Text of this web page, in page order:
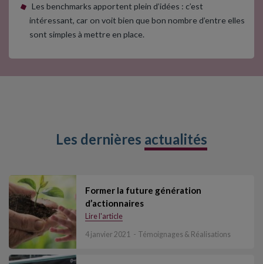
Les benchmarks apportent plein d’idées : c’est
intéressant, car on voit bien que bon nombre d’entre elles
sont simples à mettre en place.
Les dernières actualités
Former la future génération
d’actionnaires
Lire l'article
4 janvier 2021 Témoignages & Réalisations